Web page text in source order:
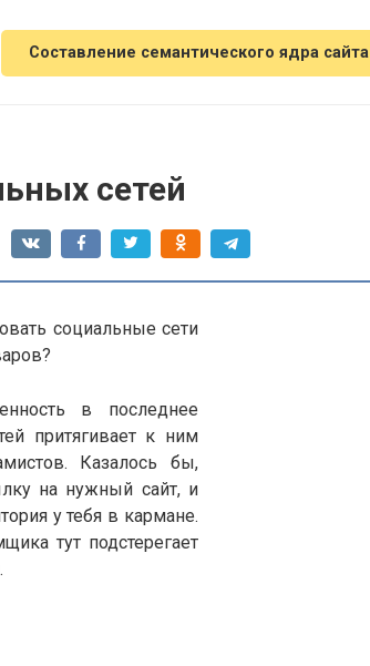
Составление семантического ядра сайта
сетей
социальные сети
в последнее
притягивает к ним
Казалось бы,
на нужный сайт, и
у тебя в кармане.
тут подстерегает